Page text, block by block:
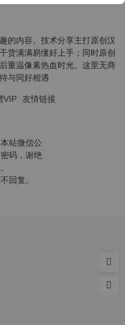
的内容。技术分享主打原创汉
货满满易懂好上手；同时原创
重温像素热血时光。这里无商
与同好相遇
VIP 友情链接
站微信公
码，谢绝
回复。